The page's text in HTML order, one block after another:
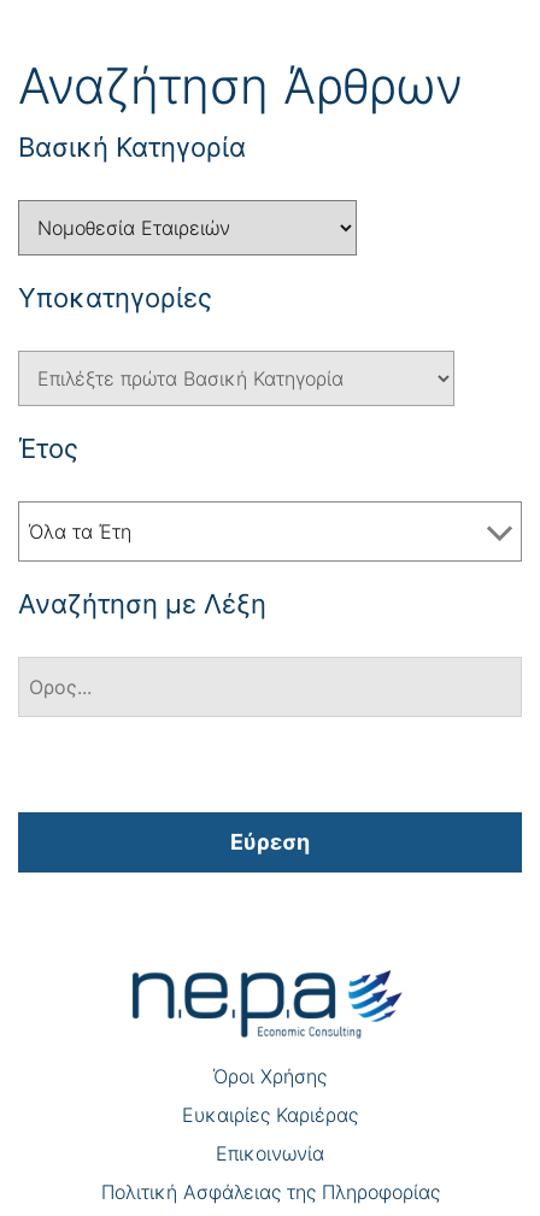
Αναζήτηση Άρθρων
Βασική Κατηγορία
Yποκατηγορίες
Έτος
Όλα τα Έτη
Αναζήτηση με Λέξη
Εύρεση
Όροι Χρήσης
Eυκαιρίες Καριέρας
Επικοινωνία
Πολιτική Ασφάλειας της Πληροφορίας